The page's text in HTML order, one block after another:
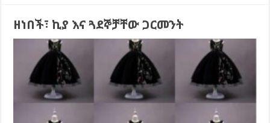
ዘነበች፣ ኪያ እና ጓደኞቻቸው ጋርመንት